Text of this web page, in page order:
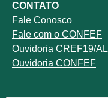
CONTATO
Fale Conosco
Fale com o CONFEF
Ouvidoria CREF19/AL
Ouvidoria CONFEF